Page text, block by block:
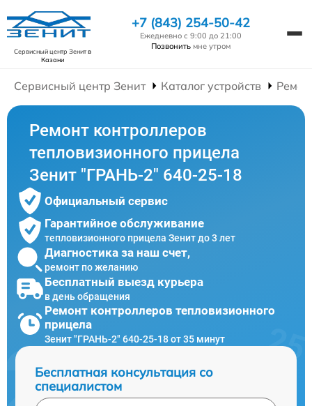
Сервисный центр Зенитв
Казани
+7 (843) 254-50-42
Ежедневно с 9:00 до 21:00
Позвонить мне утром
Сервисный центр Зенит Каталог устройств
Ремонт контроллеров
тепловизионного прицела
Зенит "ГРАНЬ-2" 640-25-18
Официальный сервис
Гарантийное обслуживание
тепловизионного прицела Зенит до 3 лет
Диагностика за наш счет,
ремонт по желанию
Бесплатный выезд курьера
в день обращения
Ремонт контроллеров тепловизионного
прицела
Зенит "ГРАНЬ-2" 640-25-18 от 35 минут
Бесплатная консультация со
специалистом